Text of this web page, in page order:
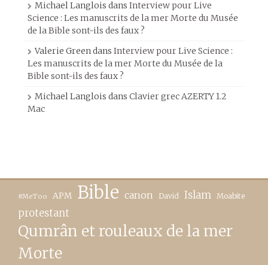
Michael Langlois dans Interview pour Live
Science : Les manuscrits de la mer Morte du Musée
de la Bible sont-ils des faux ?
Valerie Greendans Interview pour Live Science :
Les manuscrits de la mer Morte du Musée de la
Bible sont-ils des faux ?
Michael Langlois dans Clavier grec AZERTY 1.2
Mac
#MeToo APM Bible canon David Islam Moabite
protestant
Qumrân et rouleaux de la mer
Morte